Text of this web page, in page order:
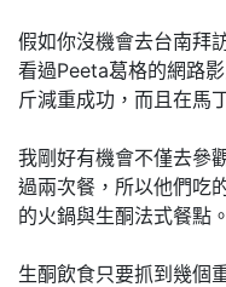
假如你沒機會去台南拜
看過Peeta葛格的網路
斤減重成功，而且在馬
我剛好有機會不僅去參
過兩次餐，所以他們吃
的火鍋與生酮法式餐點。
生酮飲食只要抓到幾個